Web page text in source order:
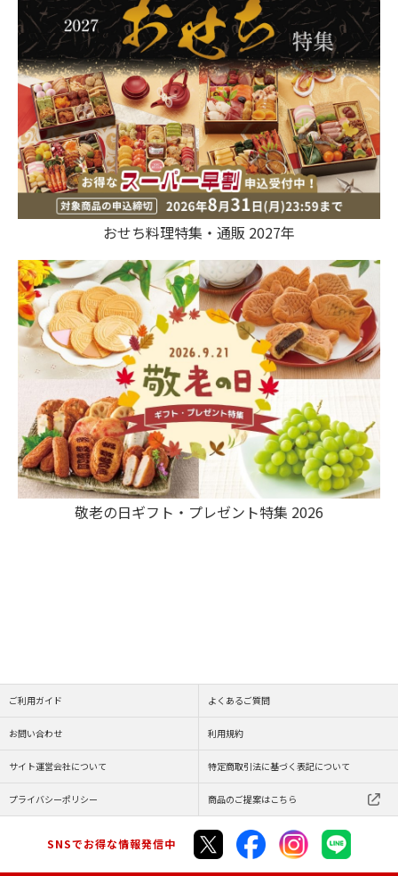
おせち料理特集・通販 2027年
敬老の日ギフト・プレゼント特集 2026
ご利用ガイド よくあるご質問
お問い合わせ 利用規約
サイト運営会社について 特定商取引法に基づく表記について
プライバシーポリシー 商品のご提案はこちら
SNSでお得な情報発信中